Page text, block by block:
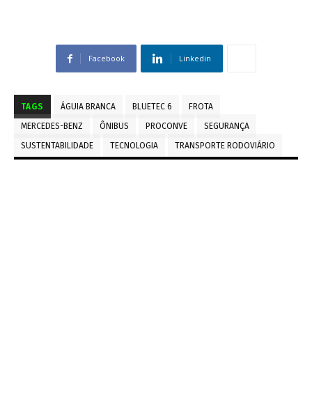
Facebook Linkedin
TAGS ÁGUIA BRANCA BLUETEC 6
FROTA
MERCEDES-BENZ
ÔNIBUS PROCONVE
SEGURANÇA
SUSTENTABILIDADE
TECNOLOGIA TRANSPORTE RODOVIÁRIO